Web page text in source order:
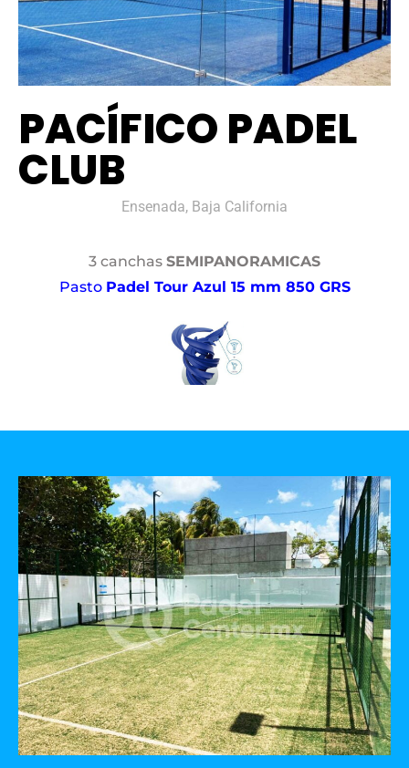
PACÍFICO PADEL
CLUB
Ensenada, Baja California
3 canchas SEMIPANORAMICAS
Pasto Padel Tour Azul 15 mm 850 GRS